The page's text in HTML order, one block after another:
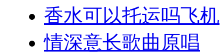
香水可以托运吗飞机
情深意长歌曲原唱